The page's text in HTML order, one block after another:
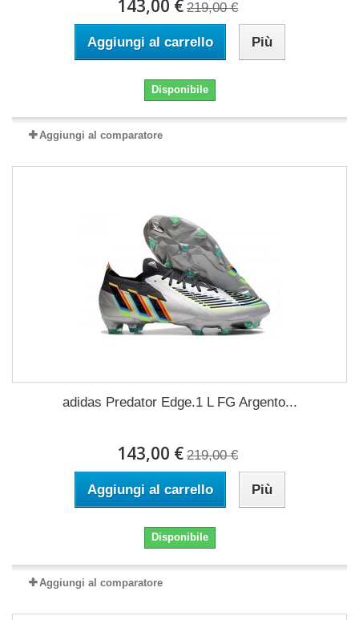
143,00 € 219,00 €
Aggiungi al carrello Più
Disponibile
Aggiungi al comparatore
adidas Predator Edge.1 L FG Argento...
143,00 € 219,00 €
Aggiungi al carrello Più
Disponibile
Aggiungi al comparatore